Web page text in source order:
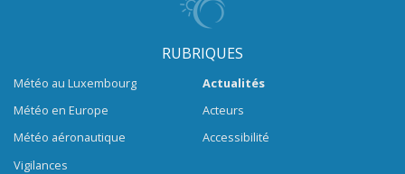
RUBRIQUES
Météo au Luxembourg
Météo en Europe
Météo aéronautique
Vigilances
Actualités
Acteurs
Accessibilité